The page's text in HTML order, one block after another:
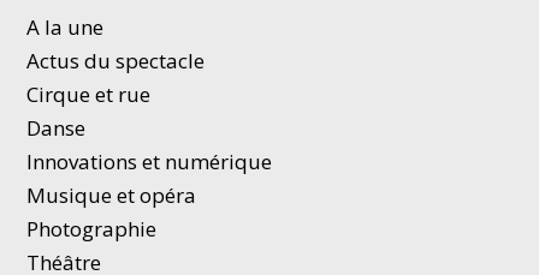
A la une
Actus du spectacle
Cirque et rue
Danse
Innovations et numérique
Musique et opéra
Photographie
Théâtre